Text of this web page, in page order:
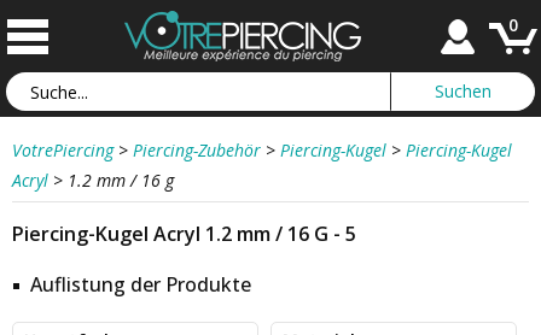
0
VotrePiercing > Piercing-Zubehör > Piercing-Kugel > Piercing-Kugel
Acryl > 1.2 mm / 16 g
Piercing-Kugel Acryl 1.2 mm / 16 G - 5
Auflistung der Produkte